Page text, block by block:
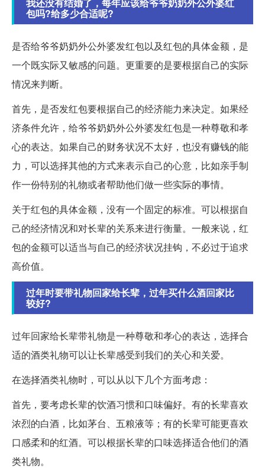
我还没有结婚了，每年应该给爷爷奶奶外公外婆红
包吗?给多少合适呢?
是否给爷爷奶奶外公外婆发红包以及红包的具体金额，是
一个既实际又敏感的问题。更重要的是要根据自己的实际
情况来判断。
首先，是否发红包要根据自己的经济能力来决定。如果经
济条件允许，给爷爷奶奶外公外婆发红包是一种尊敬和孝
心的表达。如果自己的财务状况不太好，也没有赚钱的能
力，可以选择其他的方式来表示自己的心意，比如亲手制
作一份特别的礼物或者帮助他们做一些实际的事情。
关于红包的具体金额，没有一个固定的标准。可以根据自
己的经济情况和对长辈的关系来进行衡量。一般来说，红
包的金额可以适当与自己的经济状况挂钩，不必过于追求
高价值。
过年时要带礼物回家给长辈，过年买什么酒回家比
较好?
过年回家给长辈带礼物是一种尊敬和孝心的表达，选择合
适的酒类礼物可以让长辈感受到我们的关心和关爱。
在选择酒类礼物时，可以从以下几个方面考虑：
首先，要考虑长辈的饮酒习惯和口味偏好。有的长辈喜欢
浓烈的白酒，比如茅台、五粮液等；有的长辈可能更喜欢
口感柔和的红酒。可以根据长辈的口味选择适合他们的酒
类礼物。